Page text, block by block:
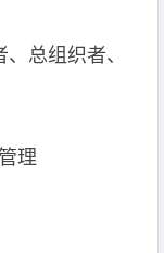
总组织者、
理